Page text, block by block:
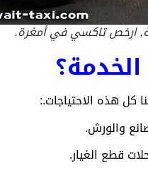
ارخص تاكسي في أمغرة.
كل هذه الاحتياجات.:
والورش.
قطع الغيار.